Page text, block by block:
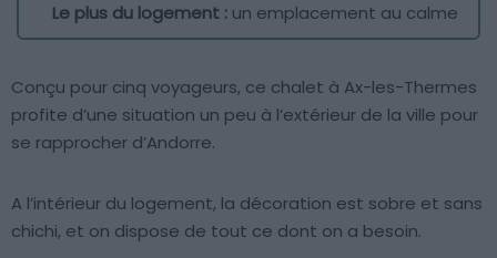
Le plus du logement : un emplacement au calme
Conçu pour cinq voyageurs, ce chalet à Ax-les-Thermes
profite d’une situation un peu à l’extérieur de la ville pour
se rapprocher d’Andorre.
A l’intérieur du logement, la décoration est sobre et sans
chichi, et on dispose de tout ce dont on a besoin.